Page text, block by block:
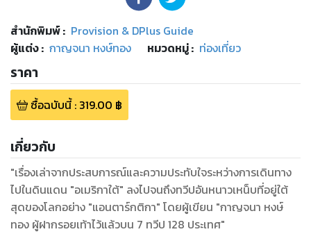
สำนักพิมพ์: Provision & DPlus Guide
ผู้แต่ง : กาญจนา หงษ์ทอง หมวดหมู่: ท่องเที่ยว
ราคา
ซื้อฉบับนี้: 319.00 ฿
เกี่ยวกับ
"เรื่องเล่าจากประสบการณ์และความประทับใจระหว่างการเดินทาง
ไปในดินแดน "อเมริกาใต้" ลงไปจนถึงทวีปอันหนาวเหน็บที่อยู่ใต้
สุดของโลกอย่าง "แอนตาร์กติกา" โดยผู้เขียน "กาญจนา หงษ์
ทอง ผู้ฝากรอยเท้าไว้แล้วบน 7 ทวีป 128 ประเทศ"